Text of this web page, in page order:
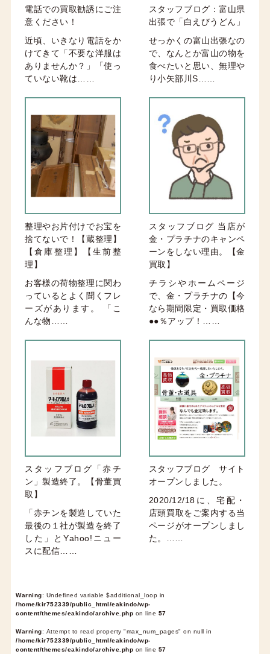
電話での買取勧誘にご注
意ください！
近頃、いきなり電話をか
けてきて「不要な洋服は
ありませんか？」「使っ
ていない靴は……
スタッフブログ：富山県
出張で「白えびうどん」
せっかくの富山出張なの
で、なんとか富山の物を
食べたいと思い、無理や
り小矢部川S……
整理やお片付けでお宝を
捨てないで！【蔵整理】
【倉庫整理】【生前整
理】
お客様の荷物整理に関わ
っているとよく聞くフレ
ーズがあります。 「こ
んな物……
スタッフブログ 当店が
金・プラチナのキャンペ
ーンをしない理由。【金
買取】
チラシやホームページ
で、金・プラチナの【今
なら期間限定・買取価格
●●％アップ！……
スタッフブログ「赤チ
ン」製造終了。【骨董買
取】
「赤チンを製造していた
最後の１社が製造を終了
した」とYahoo!ニュー
スに配信……
スタッフブログ サイト
オープンしました。
2020/12/18に、宅配・
店頭買取をご案内する当
ページがオープンしまし
た。……
Warning: Undefined variable $additional_loop in
/home/kir752339/public_html/eakindo/wp-
content/themes/eakindo/archive.php on line 57
Warning: Attempt to read property "max_num_pages" on null in
/home/kir752339/public_html/eakindo/wp-
content/themes/eakindo/archive.php on line 57